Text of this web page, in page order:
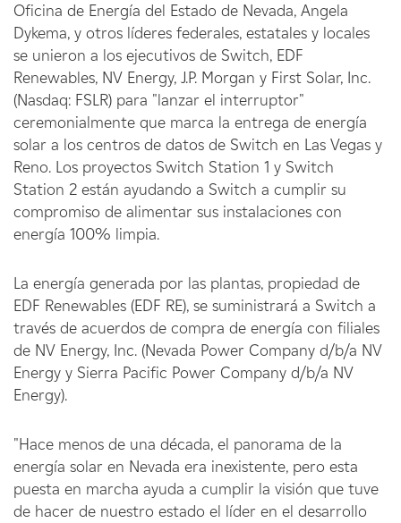
Oficina de Energía del Estado de Nevada, Angela
Dykema, y otros líderes federales, estatales y locales
se unieron a los ejecutivos de Switch, EDF
Renewables, NV Energy, J.P. Morgan y First Solar, Inc.
(Nasdaq: FSLR) para "lanzar el interruptor"
ceremonialmente que marca la entrega de energía
solar a los centros de datos de Switch en Las Vegas y
Reno. Los proyectos Switch Station 1 y Switch
Station 2 están ayudando a Switch a cumplir su
compromiso de alimentar sus instalaciones con
energía 100% limpia.
La energía generada por las plantas, propiedad de
EDF Renewables (EDF RE), se suministrará a Switch a
través de acuerdos de compra de energía con filiales
de NV Energy, Inc. (Nevada Power Company d/b/a NV
Energy y Sierra Pacific Power Company d/b/a NV
Energy).
"Hace menos de una década, el panorama de la
energía solar en Nevada era inexistente, pero esta
puesta en marcha ayuda a cumplir la visión que tuve
de hacer de nuestro estado el líder en el desarrollo